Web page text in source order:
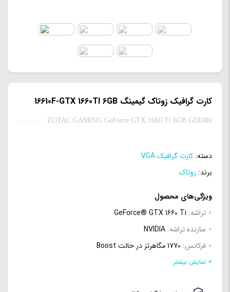
کارت گرافیک زوتاک گیمینگ 16610F-GTX 1660TI 6GB
ZOTAC GAMING GeForce GTX 1660 Ti 6GB GDDR6
دسته: کارت گرافیک VGA
برند: زوتاک
ویژگی‌های محصول
تراشه: GeForce® GTX 1660 Ti
سازنده تراشه: NVIDIA
فرکانس: 1770 مگاهرتز در حالت Boost
hdmi: دارد
+ نمایش بیشتر